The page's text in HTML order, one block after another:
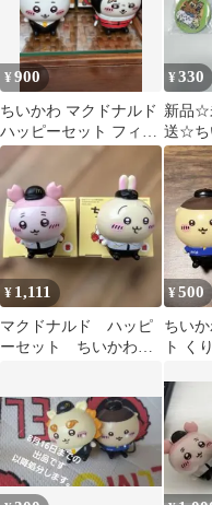
¥900
ちいかわ マクドナルド
ハッピーセット フィギ
ュア 2種セット
¥330
新品☆
送☆ち
バッグ
個セ
¥ 1,111
マクドナルド ハッピ
ーセット ちいかわ
¥500
ちい
ト く